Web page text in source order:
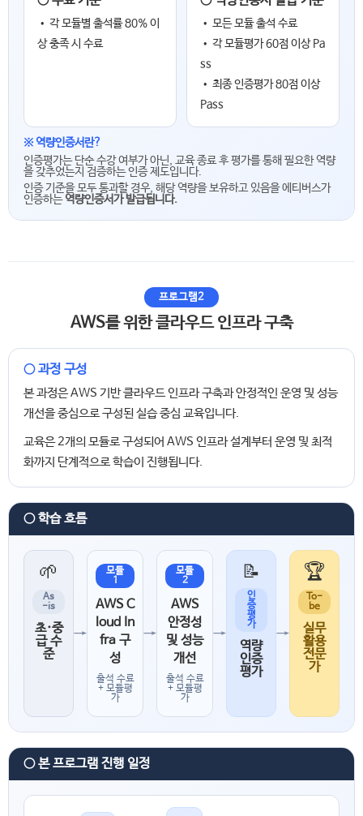
• 각 모듈별 출석률 80% 이
상 충족 시 수료
• 모든 모듈 출석 수료
• 각 모듈평가 60점 이상 Pa
ss
• 최종 인증평가 80점 이상
Pass
※ 역량인증서란?
인증평가는 단순 수강 여부가 아닌, 교육 종료 후 평가를 통해 필요한 역량
을 갖추었는지 검증하는 인증 제도입니다.
인증 기준을 모두 통과할 경우, 해당 역량을 보유하고 있음을 에티버스가
인증하는역량인증서가 발급됩니다.
프로그램2
AWS를 위한 클라우드 인프라 구축
○ 과정 구성
본 과정은 AWS 기반 클라우드 인프라 구축과 안정적인 운영 및 성능
개선을 중심으로 구성된 실습 중심 교육입니다.
교육은 2개의 모듈로 구성되어 AWS 인프라 설계부터 운영 및 최적
화까지 단계적으로 학습이 진행됩니다.
○ 학습 흐름
🌱
As
-is
초·중
급 수
준
→
모듈
1
AWS C
loud In
fra 구
성
출석 수료
+ 모듈평
가
→
모듈
2
AWS
안정성
및 성능
개선
출석 수료
+ 모듈평
가
→
📝
인
증
평
가
역량
인증
평가
→
🏆
To-
be
실무
활용
전문
가
○ 본 프로그램 진행 일정